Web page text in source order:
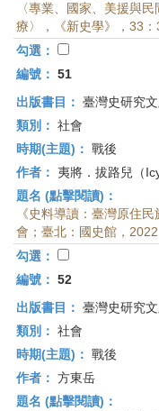
〈專業、國家、美援與
療〉，《新史學》，33
勾選：
編號： 51
出版書目： 臺灣史研究
類別： 社會
時期(主題)： 戰後
作者： 夷將．拔路兒（
題名 (點擊閱讀)：
《史料導讀：臺灣原住
會；臺北：國史館，2022
勾選：
編號： 52
出版書目： 臺灣史研究
類別： 社會
時期(主題)： 戰後
作者： 方東岳
題名 (點擊閱讀)：